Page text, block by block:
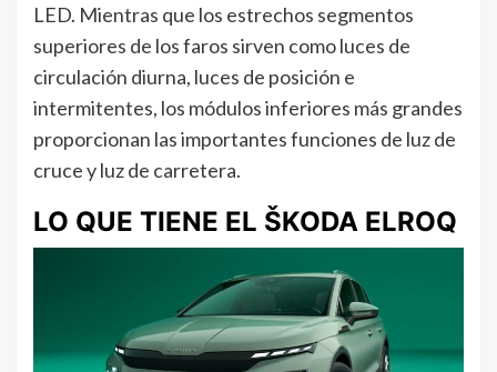
LED. Mientras que los estrechos segmentos
superiores de los faros sirven como luces de
circulación diurna, luces de posición e
intermitentes, los módulos inferiores más grandes
proporcionan las importantes funciones de luz de
cruce y luz de carretera.
LO QUE TIENE EL ŠKODA ELROQ